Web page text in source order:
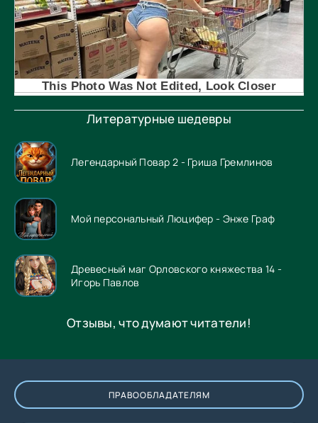
Литературные шедевры
Легендарный Повар 2 - Гриша Гремлинов
Мой персональный Люцифер - Энже Граф
Древесный маг Орловского княжества 14 -
Игорь Павлов
Отзывы, что думают читатели!
ПРАВООБЛАДАТЕЛЯМ